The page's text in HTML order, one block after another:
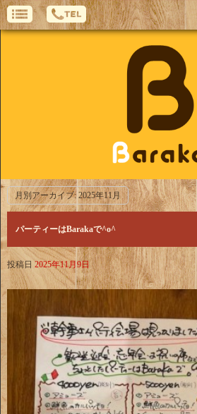
月別アーカイブ: 2025年11月
パーティーはBarakaで^o^
投稿日 2025年11月9日